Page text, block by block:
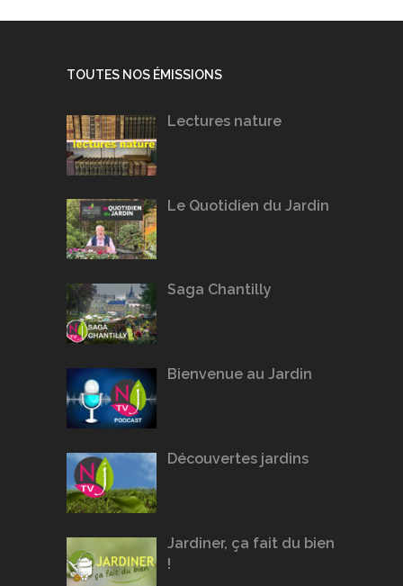
TOUTES NOS ÉMISSIONS
Lectures nature
Le Quotidien du Jardin
Saga Chantilly
Bienvenue au Jardin
Découvertes jardins
Jardiner, ça fait du bien
!